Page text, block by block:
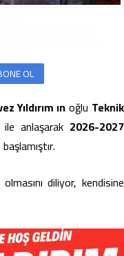
OL
Yıldırım ınoğlu Teknik
ile anlaşarak 2026-2027
diliyor, kendisine